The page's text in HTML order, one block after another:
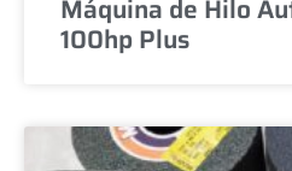
Máquina de Hilo
100hp Plus